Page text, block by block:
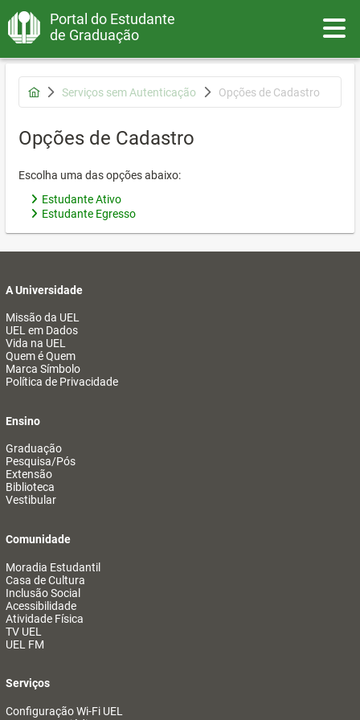
Portal do Estudante
de Graduação
Serviços sem Autenticação Opções de Cadastro
Opções de Cadastro
Escolha uma das opções abaixo:
Estudante Ativo
Estudante Egresso
A Universidade
Missão da UEL
UEL em Dados
Vida na UEL
Quem é Quem
Marca Símbolo
Política de Privacidade
Ensino
Graduação
Pesquisa/Pós
Extensão
Biblioteca
Vestibular
Comunidade
Moradia Estudantil
Casa de Cultura
Inclusão Social
Acessibilidade
Atividade Física
TV UEL
UEL FM
Serviços
Configuração Wi-Fi UEL